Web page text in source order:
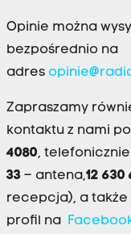
Opinie można
bezpośrednio na
adres
Zapraszamy
kontaktu z nami
4080, telefonicznie
33– antena,12 630
recepcja), a także
profil na